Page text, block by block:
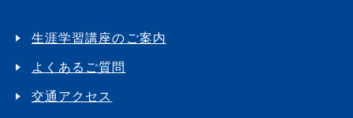
生涯学習講座のご案内
よくあるご質問
交通アクセス